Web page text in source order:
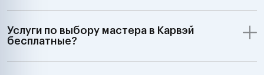
Услуги по выбору мастера в Карвэй
бесплатные?